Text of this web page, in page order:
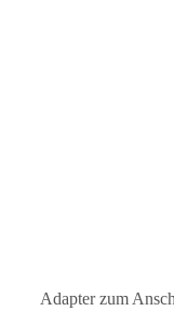
Adapter zum